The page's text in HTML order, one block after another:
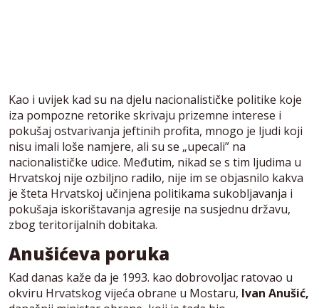
Kao i uvijek kad su na djelu nacionalističke politike koje
iza pompozne retorike skrivaju prizemne interese i
pokušaj ostvarivanja jeftinih profita, mnogo je ljudi koji
nisu imali loše namjere, ali su se „upecali” na
nacionalističke udice. Međutim, nikad se s tim ljudima u
Hrvatskoj nije ozbiljno radilo, nije im se objasnilo kakva
je šteta Hrvatskoj učinjena politikama sukobljavanja i
pokušaja iskorištavanja agresije na susjednu državu,
zbog teritorijalnih dobitaka.
Anušićeva poruka
Kad danas kaže da je 1993. kao dobrovoljac ratovao u
okviru Hrvatskog vijeća obrane u Mostaru, Ivan Anušić,